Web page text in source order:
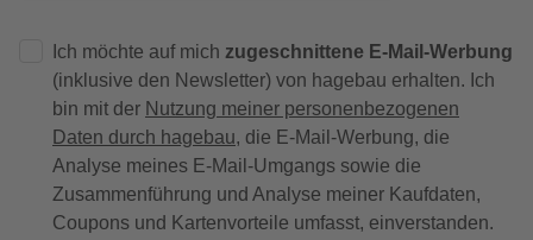
Ich möchte auf mich zugeschnittene E-Mail-Werbung
(inklusive den Newsletter) von hagebau erhalten. Ich
bin mit der Nutzung meiner personenbezogenen
Daten durch hagebau, die E-Mail-Werbung, die
Analyse meines E-Mail-Umgangs sowie die
Zusammenführung und Analyse meiner Kaufdaten,
Coupons und Kartenvorteile umfasst, einverstanden.